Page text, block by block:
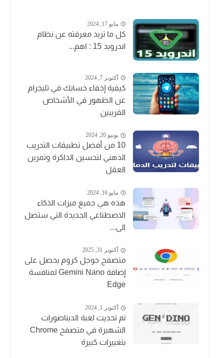
مايو 17, 2024
كل ما تريد معرفته عن نظام
اندرويد 15 : اهم...
أكتوبر 7, 2024
كيفية إخفاء حسابك في تليجرام
عن الظهور في الأشخاص
القريبين
يونيو 20, 2024
10 من أفضل تطبيقات التدريب
الذهني لتحسين الذاكرة وتمرين
العقل
مايو 16, 2024
هذه هي جميع ميزات الذكاء
الاصطناعي الجديدة التي ستصل
الى...
أكتوبر 31, 2025
متصفح جوجل كروم يحصل على
إضافة Gemini Nano لمنافسة
Edge
أكتوبر 1, 2024
تم تحديث لعبة الديناصورات
الشهيرة في متصفح Chrome
بتغييرات كبيرة